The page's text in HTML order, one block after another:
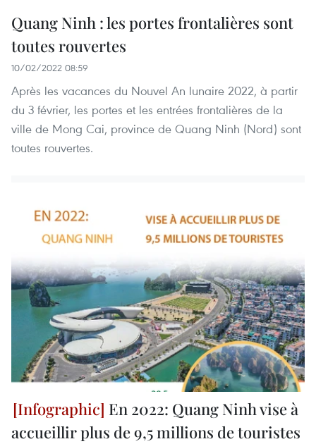
Quang Ninh : les portes frontalières sont
toutes rouvertes
10/02/2022 08:59
Après les vacances du Nouvel An lunaire 2022, à partir
du 3 février, les portes et les entrées frontalières de la
ville de Mong Cai, province de Quang Ninh (Nord) sont
toutes rouvertes.
En 2022: Quang Ninh vise à
accueillir plus de 9,5 millions de touristes